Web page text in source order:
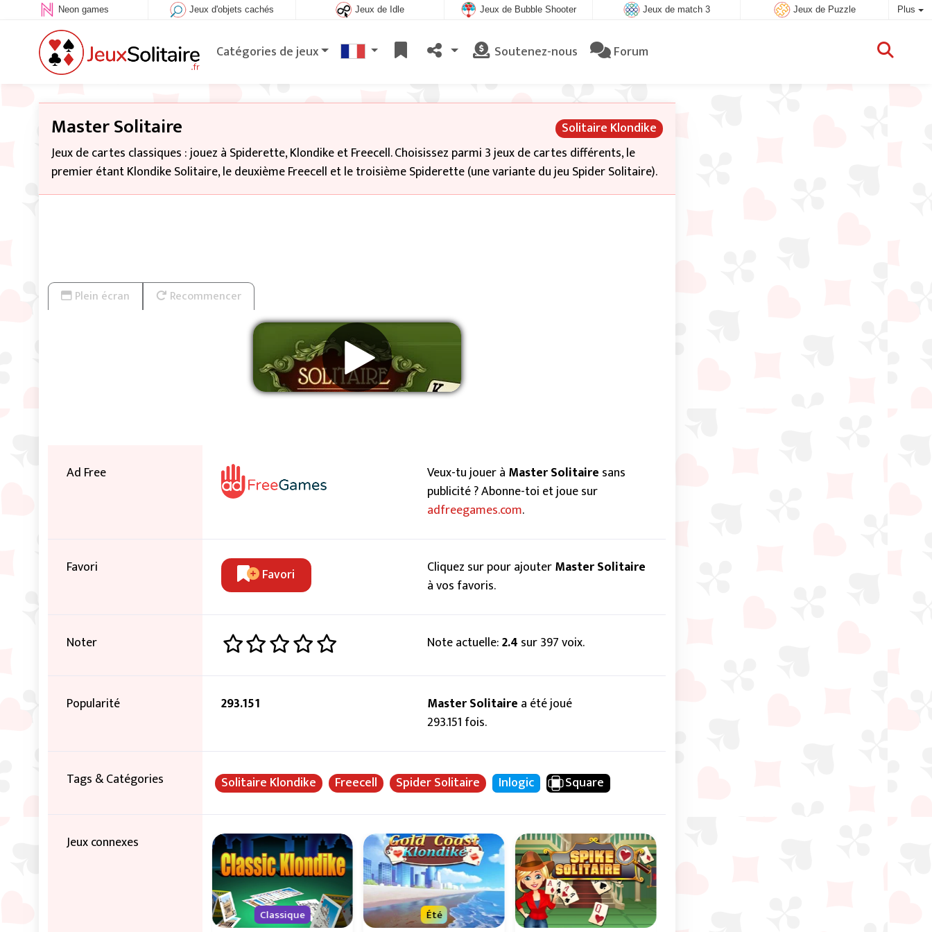
Neon games Jeux d'objets cachés Jeux de Idle Jeux de Bubble Shooter Jeux de match 3 Jeux de Puzzle Plus
Catégories de jeux Soutenez-nous Forum
Solitaire Klondike
Master Solitaire
Jeux de cartes classiques : jouez à Spiderette, Klondike et Freecell. Choisissez parmi 3 jeux de cartes différents, le
premier étant Klondike Solitaire, le deuxième Freecell et le troisième Spiderette (une variante du jeu Spider Solitaire).
Plein écran Recommencer
Ad Free Veux-tu jouer à Master Solitaire sans
publicité ? Abonne-toi et joue sur
adfreegames.com.
Favori Favori Cliquez sur pour ajouterMaster Solitaire
à vos favoris.
Noter Note actuelle:2.4 sur 397 voix.
Popularité 293.151 Master Solitaire a été joué
293.151 fois.
Tags & Catégories Solitaire Klondike Freecell Spider Solitaire Inlogic Square
Jeux connexes
Classique Été